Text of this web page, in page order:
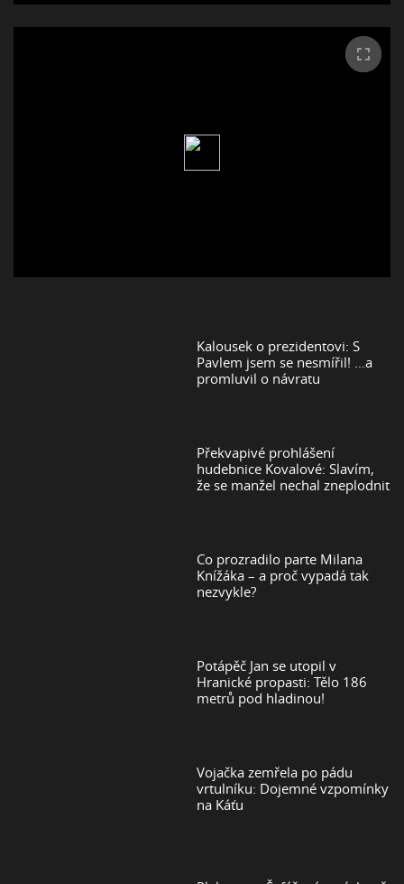
Kalousek o prezidentovi: S
Pavlem jsem se nesmířil! ...a
promluvil o návratu
Překvapivé prohlášení
hudebnice Kovalové: Slavím,
že se manžel nechal zneplodnit
Co prozradilo parte Milana
Knížáka – a proč vypadá tak
nezvykle?
Potápěč Jan se utopil v
Hranické propasti: Tělo 186
metrů pod hladinou!
Vojačka zemřela po pádu
vrtulníku: Dojemné vzpomínky
na Káťu